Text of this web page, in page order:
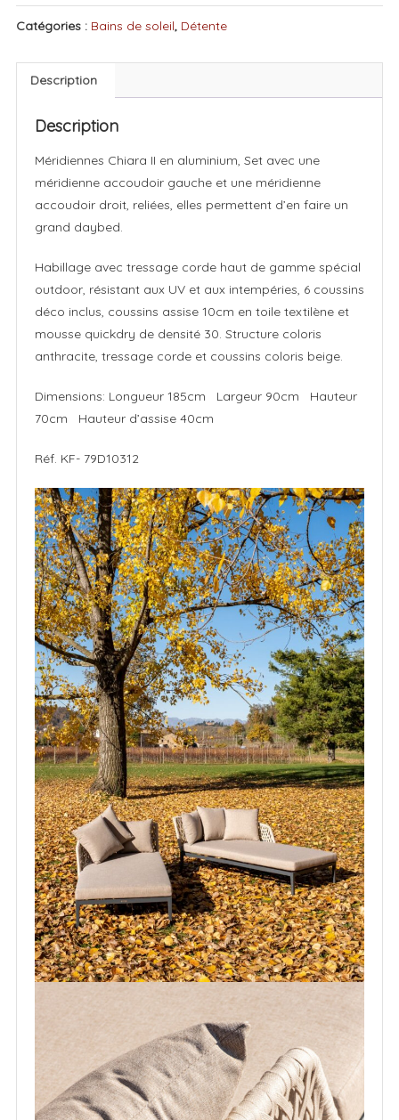
Catégories : Bains de soleil, Détente
Description
Description
Méridiennes Chiara II en aluminium, Set avec une
méridienne accoudoir gauche et une méridienne
accoudoir droit, reliées, elles permettent d’en faire un
grand daybed.
Habillage avec tressage corde haut de gamme spécial
outdoor, résistant aux UV et aux intempéries, 6 coussins
déco inclus, coussins assise 10cm en toile textilène et
mousse quickdry de densité 30. Structure coloris
anthracite, tressage corde et coussins coloris beige.
Dimensions: Longueur 185cm Largeur 90cm Hauteur
70cm Hauteur d’assise 40cm
Réf. KF- 79D10312